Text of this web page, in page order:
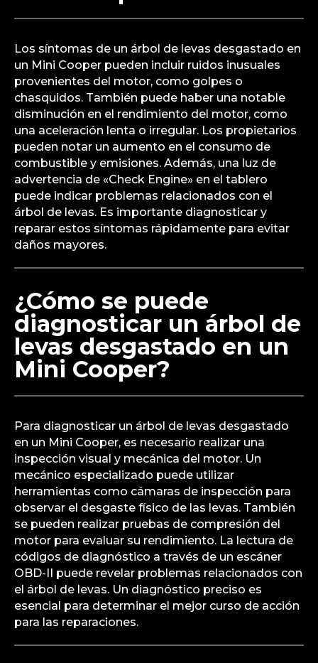
Los síntomas de un árbol de levas desgastado en
un Mini Cooper pueden incluir ruidos inusuales
provenientes del motor, como golpes o
chasquidos. También puede haber una notable
disminución en el rendimiento del motor, como
una aceleración lenta o irregular. Los propietarios
pueden notar un aumento en el consumo de
combustible y emisiones. Además, una luz de
advertencia de «Check Engine» en el tablero
puede indicar problemas relacionados con el
árbol de levas. Es importante diagnosticar y
reparar estos síntomas rápidamente para evitar
daños mayores.
¿Cómo se puede
diagnosticar un árbol de
levas desgastado en un
Mini Cooper?
Para diagnosticar un árbol de levas desgastado
en un Mini Cooper, es necesario realizar una
inspección visual y mecánica del motor. Un
mecánico especializado puede utilizar
herramientas como cámaras de inspección para
observar el desgaste físico de las levas. También
se pueden realizar pruebas de compresión del
motor para evaluar su rendimiento. La lectura de
códigos de diagnóstico a través de un escáner
OBD-II puede revelar problemas relacionados con
el árbol de levas. Un diagnóstico preciso es
esencial para determinar el mejor curso de acción
para las reparaciones.